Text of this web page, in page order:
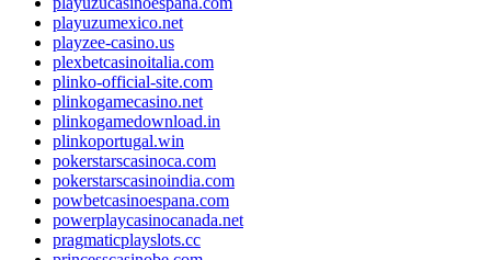
playuzumexico.net
playzee-casino.us
plexbetcasinoitalia.com
plinko-official-site.com
plinkogamecasino.net
plinkogamedownload.in
plinkoportugal.win
pokerstarscasinoca.com
pokerstarscasinoindia.com
powbetcasinoespana.com
powerplaycasinocanada.net
pragmaticplayslots.cc